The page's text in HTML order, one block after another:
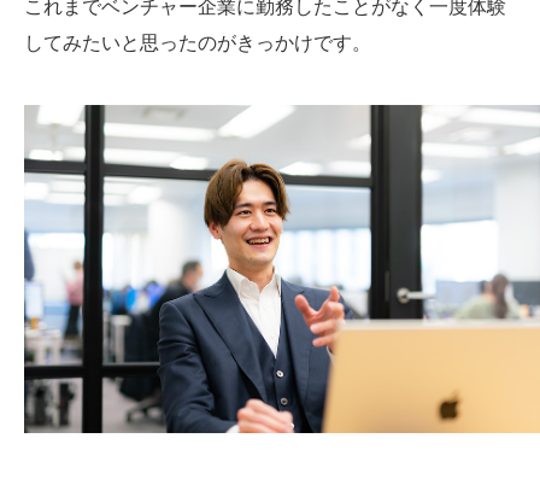
これまでベンチャー企業に勤務したことがなく一度体験
してみたいと思ったのがきっかけです。